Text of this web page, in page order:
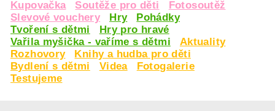
Kupovačka
Soutěže pro děti
Fotosoutěž
Slevové vouchery
Hry
Pohádky
Tvoření s dětmi
Hry pro hravé
Vařila myšička - vaříme s dětmi
Aktuality
Rozhovory
Knihy a hudba pro děti
Bydlení s dětmi
Videa
Fotogalerie
Testujeme